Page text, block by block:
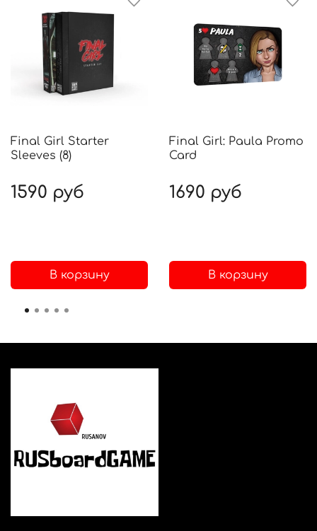
Final Girl Starter
Sleeves (8)
1590 руб
В корзину
Final Girl: Paula Promo
Card
1690 руб
В корзину